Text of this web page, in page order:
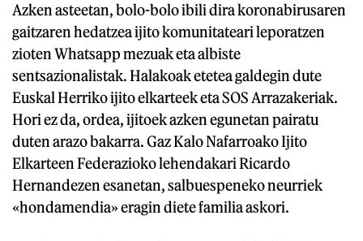
Azken asteetan, bolo-bolo ibili dira koronabirusaren
gaitzaren hedatzea ijito komunitateari leporatzen
zioten Whatsapp mezuak eta albiste
sentsazionalistak. Halakoak etetea galdegin dute
Euskal Herriko ijito elkarteek eta SOS Arrazakeriak.
Hori ez da, ordea, ijitoek azken egunetan pairatu
duten arazo bakarra. Gaz Kalo Nafarroako Ijito
Elkarteen Federazioko lehendakari Ricardo
Hernandezen esanetan, salbuespeneko neurriek
«hondamendia» eragin diete familia askori.